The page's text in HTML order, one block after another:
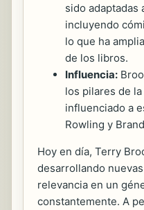
sido adaptadas
incluyendo
lo que ha
de los libros.
Influencia:
los pilares de
influenciado a
Rowling y
Hoy en día, Terry
desarrollando
relevancia en un
constantemente. A